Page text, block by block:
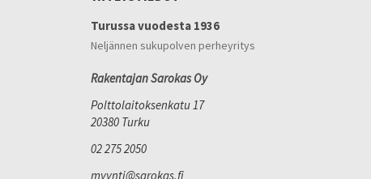
Turussa vuodesta 1936
Neljännen sukupolven perheyritys
Rakentajan Sarokas Oy
Polttolaitoksenkatu 17
20380 Turku
02 275 2050
myynti@sarokas.fi